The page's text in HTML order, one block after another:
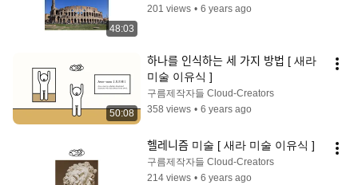
48:03
201 views • 6 years ago
50:08
하나를 인식하는 세 가지 방법 [ 새라
미술 이유식 ]
구름제작자들 Cloud-Creators
358 views • 6 years ago
헬레니즘 미술 [ 새라 미술 이유식 ]
구름제작자들 Cloud-Creators
214 views • 6 years ago